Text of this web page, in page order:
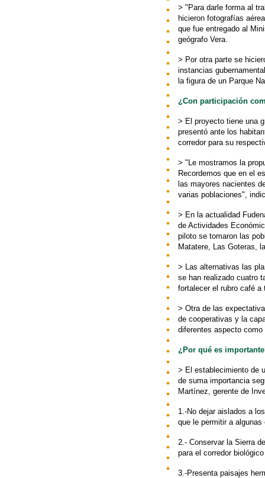
> "Para darle forma al
hicieron fotografías
que fue entregado al
geógrafo Vera.
> Por otra parte se
instancias
la figura de un Parque
¿Con participación
> El proyecto tiene una
presentó ante los
corredor para su
> "Le mostramos la
Recordemos que en el
las mayores nacientes
varias poblaciones",
> En la actualidad
de Actividades
piloto se tomaron las
Matatere, Las Goteras,
> Las alternativas las
se han realizado cuatro
fortalecer el rubro café
> Otra de las
de cooperativas y la
diferentes aspecto
¿Por qué es
> El establecimiento de
de suma importancia
Martínez, gerente de
1.-No dejar aislados a
que le permitir a
2.- Conservar la Sierra
para el corredor
3.-Presenta paisajes